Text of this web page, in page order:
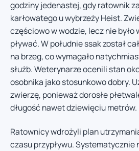
godziny jedenastej, gdy ratownik
karłowatego u wybrzeży Heist.
częściowo w wodzie, lecz nie było
pływać. W południe ssak został
na brzeg, co wymagało
służb. Weterynarze ocenili stan
osobnika jako stosunkowo dobry.
zwierzę, ponieważ dorosłe
długość nawet dziewięciu metrów.
Ratownicy wdrożyli plan
czasu przypływu. Systematycznie